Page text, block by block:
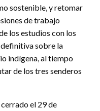
sostenible, y retomar
de trabajo
los estudios con los
definitiva sobre la
indígena, al tiempo
de los tres senderos
el 29 de